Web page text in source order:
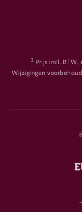
2 Prijs incl. BTW,
Wijzigingen